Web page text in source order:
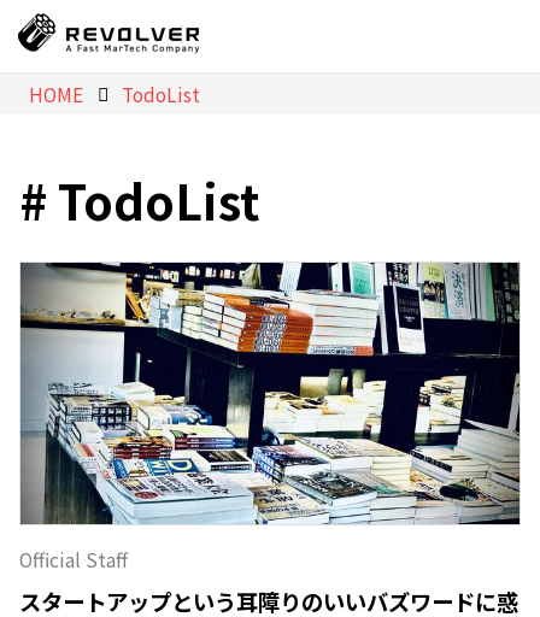
HOME TodoList
TodoList
Official Staff
スタートアップという耳障りのいいバズワードに惑